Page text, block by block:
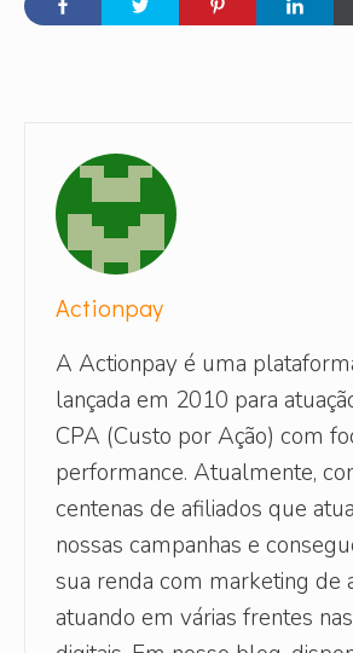
Actionpay
A Actionpay é uma
lançada em 2010 para
CPA (Custo por Ação) com
performance. Atualmente,
centenas de afiliados que
nossas campanhas e
sua renda com marketing de
atuando em várias frentes